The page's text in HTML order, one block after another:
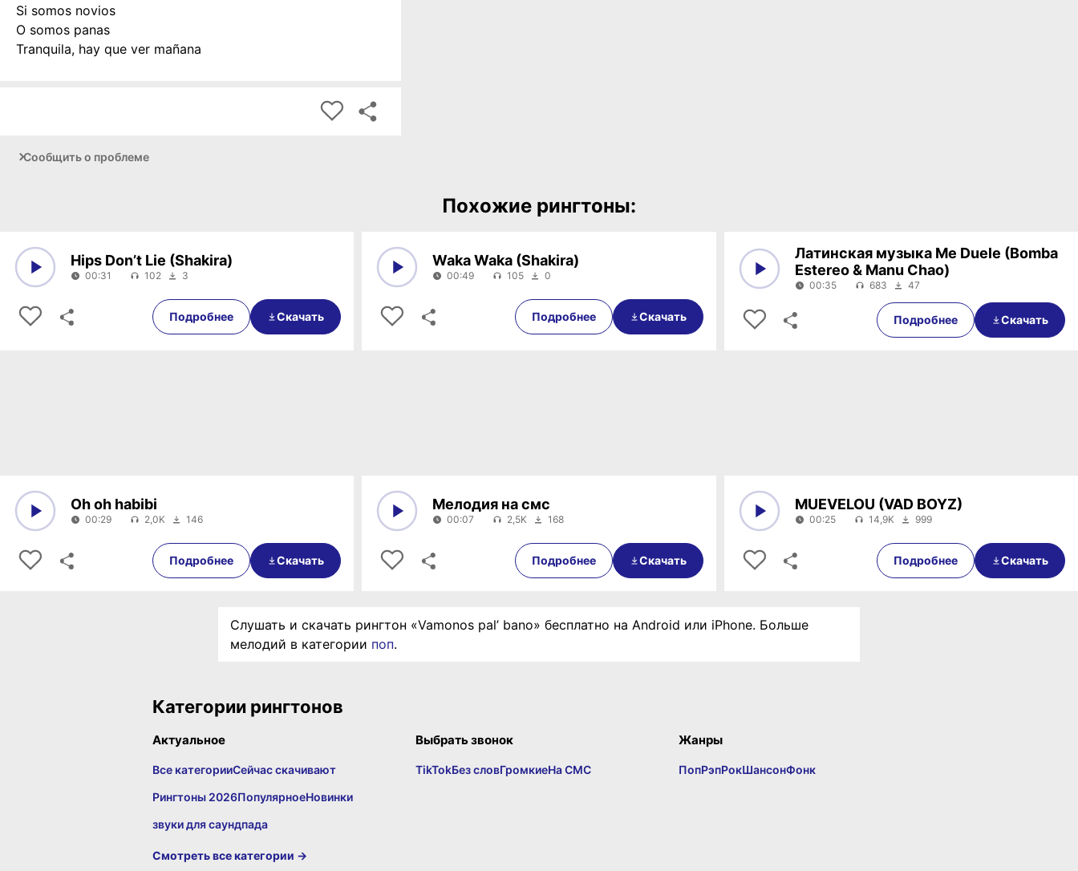
Si somos novios
O somos panas
Tranquila, hay que ver mañana
Сообщить о проблеме
Похожие рингтоны:
00:31
Hips Don’t Lie (Shakira)
00:31 102 3
Подробнее Скачать
00:49
Waka Waka (Shakira)
00:49 105 0
Подробнее Скачать
00:35
Латинская музыка Me Duele (Bomba
Estereo & Manu Chao)
00:35 683 47
Подробнее Скачать
00:29
Oh oh habibi
00:29 2,0K 146
Подробнее Скачать
00:07
Мелодия на смс
00:07 2,5K 168
Подробнее Скачать
00:25
MUEVELOU (VAD BOYZ)
00:25 14,9K 999
Подробнее Скачать
Слушать и скачать рингтон «Vamonos pal’ bano» бесплатно на Android или iPhone. Больше
мелодий в категории поп.
Категории рингтонов
Актуальное
Все категорииСейчас скачивают
Рингтоны 2026ПопулярноеНовинки
звуки для саундпада
Выбрать звонок
TikTokБез словГромкиеНа СМС
Жанры
ПопРэпРокШансонФонк
Смотреть все категории →